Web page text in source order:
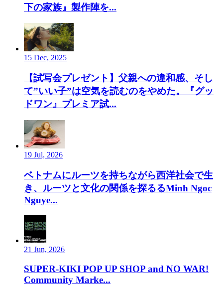
下の家族』製作陣を...
15 Dec, 2025
【試写会プレゼント】父親への違和感、そし
て”いい子”は空気を読むのをやめた。『グッ
ドワン』プレミア試...
19 Jul, 2026
ベトナムにルーツを持ちながら西洋社会で生
き、ルーツと文化の関係を探るるMinh Ngoc
Nguye...
21 Jun, 2026
SUPER-KIKI POP UP SHOP and NO WAR!
Community Marke...